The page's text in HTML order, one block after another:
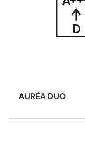
AURÉA DUO